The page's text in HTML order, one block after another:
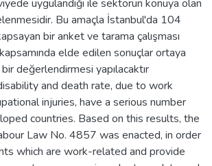
uygulandığı ile sektörün konuya olan
Bu amaçla İstanbul'da 104
bir anket ve tarama çalışması
elde edilen sonuçlar ortaya
değerlendirmesi yapılacaktır
and death rate, due to work
injuries, have a serious number
countries. Based on this results, the
Law No. 4857 was enacted, in order
which are work-related and provide